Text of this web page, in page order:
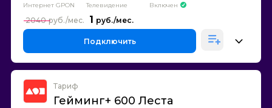
Интернет GPON
Телевидение
Включен
1
2040
Подключить
Тариф
Гейминг+ 600 Леста